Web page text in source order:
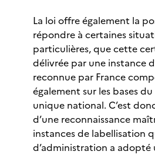
La loi offre également la
répondre à certaines
particulières, que cette
délivrée par une instance
reconnue par France
également sur les bases
unique national. C’est
d’une reconnaissance
instances de labellisation
d’administration a